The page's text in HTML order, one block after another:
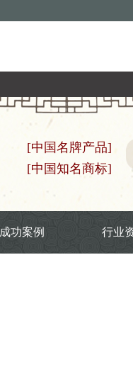
[中国名牌产品]
[中国知名商标]
成功案例 行业